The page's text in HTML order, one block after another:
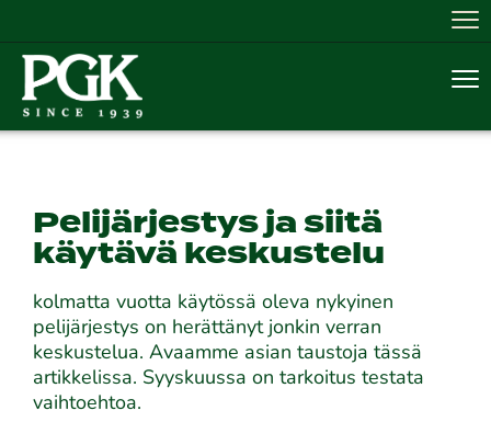
Pelijärjestys ja siitä
käytävä keskustelu
kolmatta vuotta käytössä oleva nykyinen
pelijärjestys on herättänyt jonkin verran
keskustelua. Avaamme asian taustoja tässä
artikkelissa. Syyskuussa on tarkoitus testata
vaihtoehtoa.